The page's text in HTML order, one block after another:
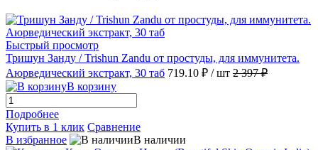
Быстрый просмотр
Тришун Занду / Trishun Zandu от простуды, для иммунитета.
Аюрведический экстракт, 30 таб 719.10 ₽ / шт 2 397 ₽
В корзину
Подробнее
Купить в 1 клик Сравнение
В избранное
В наличии